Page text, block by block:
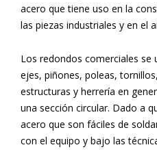
acero que tiene uso en la
las piezas industriales y en el
Los redondos comerciales se
ejes, piñones, poleas,
estructuras y herrería en
una sección circular. Dado a
acero que son fáciles de
con el equipo y bajo las